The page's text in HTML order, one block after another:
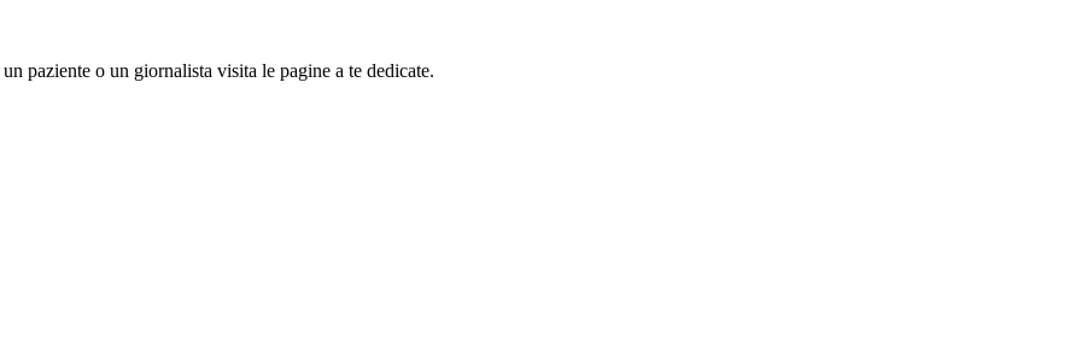
paziente o un giornalista visita le pagine a te dedicate.